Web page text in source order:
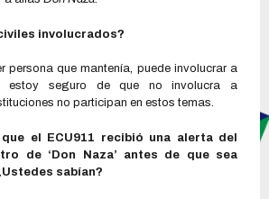
involucrados?
persona que mantenía, puede involucrar a
estoy seguro de que no involucra a
no participan en estos temas.
el ECU911 recibió una alerta del
de ‘Don Naza’ antes de que sea
sabían?